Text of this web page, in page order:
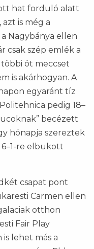
hat forduló alatt
is még a
Nagybánya ellen
csak szép emlék a
többi öt meccset
is akárhogyan. A
egyaránt tíz
pedig 18–
becézett
hónapja szereztek
6–1-re elbukott
csapat pont
Carmen ellen
otthon
Fair Play
lehet más a